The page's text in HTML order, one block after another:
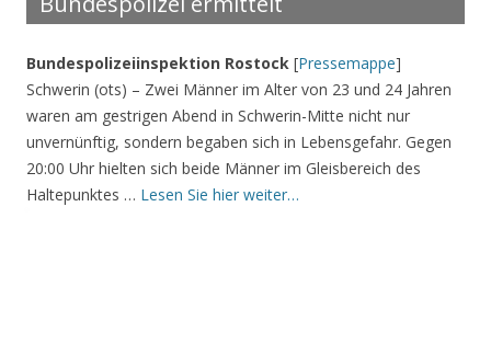
Bundespolizeiinspektion Rostock [Pressemappe]
Schwerin (ots) – Zwei Männer im Alter von 23 und 24 Jahren
waren am gestrigen Abend in Schwerin-Mitte nicht nur
unvernünftig, sondern begaben sich in Lebensgefahr. Gegen
20:00 Uhr hielten sich beide Männer im Gleisbereich des
Haltepunktes … Lesen Sie hier weiter…